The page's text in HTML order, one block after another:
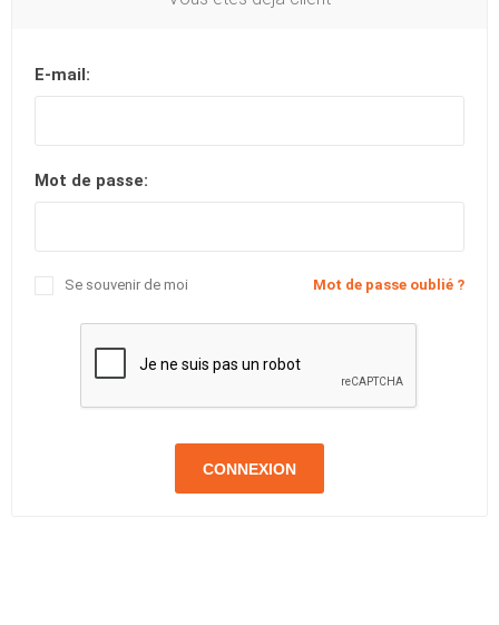
E-mail:
Mot de passe:
Mot de passe oublié ?
Se souvenir de moi
CONNEXION